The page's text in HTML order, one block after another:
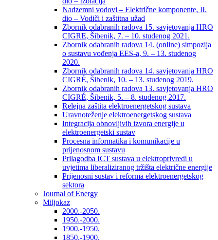
Nadzemni vodovi – Električne komponente, II.
dio – Vodiči i zaštitna užad
Zbornik odabranih radova 15. savjetovanja HRO
CIGRE, Šibenik, 7. – 10. studenog 2021.
Zbornik odabranih radova 14. (online) simpozija
o sustavu vođenja EES-a, 9. – 13. studenog
2020.
Zbornik odabranih radova 14. savjetovanja HRO
CIGRÉ, Šibenik, 10. – 13. studenog 2019.
Zbornik odabranih radova 13. savjetovanja HRO
CIGRÉ, Šibenik, 5. – 8. studenog 2017.
Relejna zaštita elektroenergetskog sustava
Uravnoteženje elektroenergetskog sustava
Integracija obnovljivih izvora energije u
elektroenergetski sustav
Procesna informatika i komunikacije u
prijenosnom sustavu
Prilagodba ICT sustava u elektroprivredi u
uvjetima liberaliziranog tržišta električne energije
Prijenosni sustav i reforma elektroenergetskog
sektora
Journal of Energy
Miljokaz
2000.-2050.
1950.-2000.
1900.-1950.
1850.-1900.